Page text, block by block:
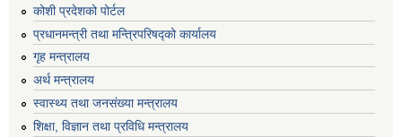
कोशी प्रदेशको पोर्टल
प्रधानमन्‍त्री तथा मन्‍त्रिपरिषद्को कार्यालय
गृह मन्‍त्रालय
अर्थ मन्त्रालय
स्वास्थ्य तथा जनसंख्या मन्त्रालय
शिक्षा, विज्ञान तथा प्रविधि मन्त्रालय